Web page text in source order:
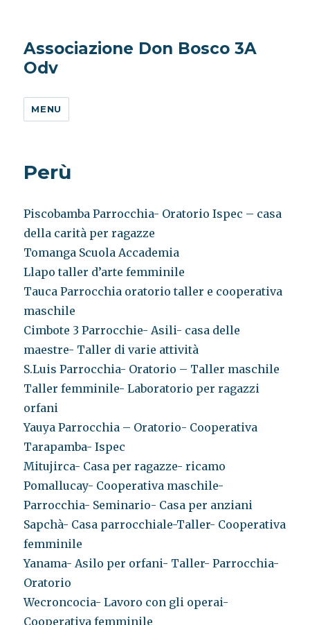
Associazione Don Bosco 3A
Odv
MENU
Perù
Piscobamba Parrocchia- Oratorio Ispec – casa
della carità per ragazze
Tomanga Scuola Accademia
Llapo taller d’arte femminile
Tauca Parrocchia oratorio taller e cooperativa
maschile
Cimbote 3 Parrocchie- Asili- casa delle
maestre- Taller di varie attività
S.Luis Parrocchia- Oratorio – Taller maschile
Taller femminile- Laboratorio per ragazzi
orfani
Yauya Parrocchia – Oratorio- Cooperativa
Tarapamba- Ispec
Mitujirca- Casa per ragazze- ricamo
Pomallucay- Cooperativa maschile-
Parrocchia- Seminario- Casa per anziani
Sapchà- Casa parrocchiale-Taller- Cooperativa
femminile
Yanama- Asilo per orfani- Taller- Parrocchia-
Oratorio
Wecroncocia- Lavoro con gli operai-
Cooperativa femminile